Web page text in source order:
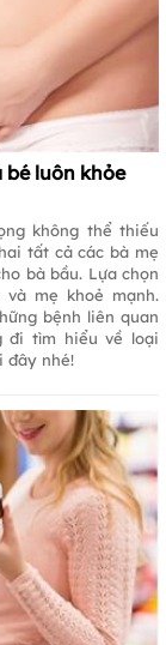
bé luôn khỏe
không thể thiếu
tất cả các bà mẹ
bà bầu. Lựa chọn
mẹ khoẻ mạnh.
bệnh liên quan
đi tìm hiểu về loại
đây nhé!